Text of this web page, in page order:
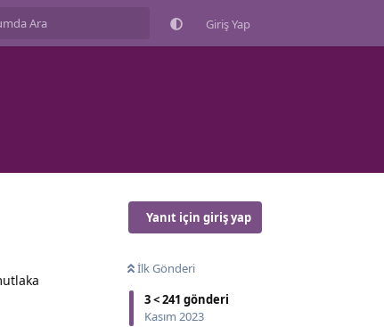
Giriş Yap
Yanıt için giriş yap
İlk Gönderi
3<241 gönderi
Kasım 2023